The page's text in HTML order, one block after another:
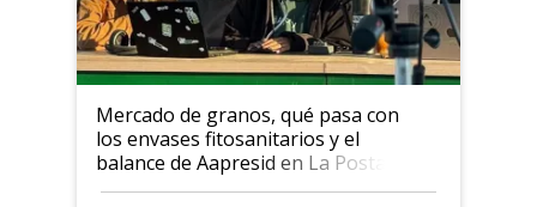
Mercado de granos, qué pasa con
los envases fitosanitarios y el
balance de Aapresid en La Posta